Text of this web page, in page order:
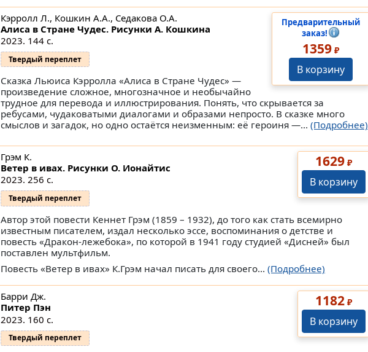
Предварительный
заказ!
1359 ₽
В корзину
Кэрролл Л., Кошкин А.А., Седакова О.А.
Алиса в Стране Чудес. Рисунки А. Кошкина
2023. 144 с.
Твердый переплет
Сказка Льюиса Кэрролла «Алиса в Стране Чудес» —
произведение сложное, многозначное и необычайно
трудное для перевода и иллюстрирования. Понять, что скрывается за
ребусами, чудаковатыми диалогами и образами непросто. В сказке много
смыслов и загадок, но одно остаётся неизменным: её героиня —... (Подробнее)
1629 ₽
В корзину
Грэм К.
Ветер в ивах. Рисунки О. Ионайтис
2023. 256 с.
Твердый переплет
Автор этой повести Кеннет Грэм (1859 – 1932), до того как стать всемирно
известным писателем, издал несколько эссе, воспоминания о детстве и
повесть «Дракон-лежебока», по которой в 1941 году студией «Дисней» был
поставлен мультфильм.
Повесть «Ветер в ивах» К.Грэм начал писать для своего... (Подробнее)
1182 ₽
В корзину
Барри Дж.
Питер Пэн
2023. 160 с.
Твердый переплет